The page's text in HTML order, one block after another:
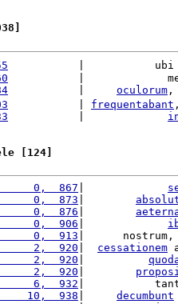
           |           ubi
|
oculorum ,
frequentabant
[124]
0,  867
0,  873
0,  876
0,  906
0,  913
|
2,  920
cessationem
2,  920
2,  920
6,  932
|
10,  938
decumbunt